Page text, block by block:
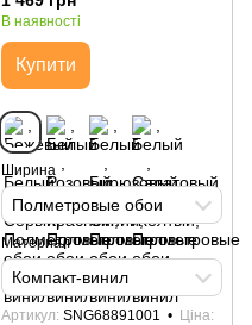
В наявності
Купити
Ширина
Полметровые обои
Материал
Компакт-винил
Артикул SNG68891001
Ціна